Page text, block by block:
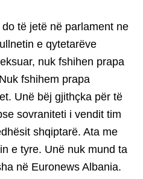
të jetë në parlament ne
e qytetarëve
nuk fshihen prapa
fshihem prapa
Unë bëj gjithçka për të
sovraniteti i vendit tim
shqiptarë. Ata me
e tyre. Unë nuk mund ta
në Euronews Albania.